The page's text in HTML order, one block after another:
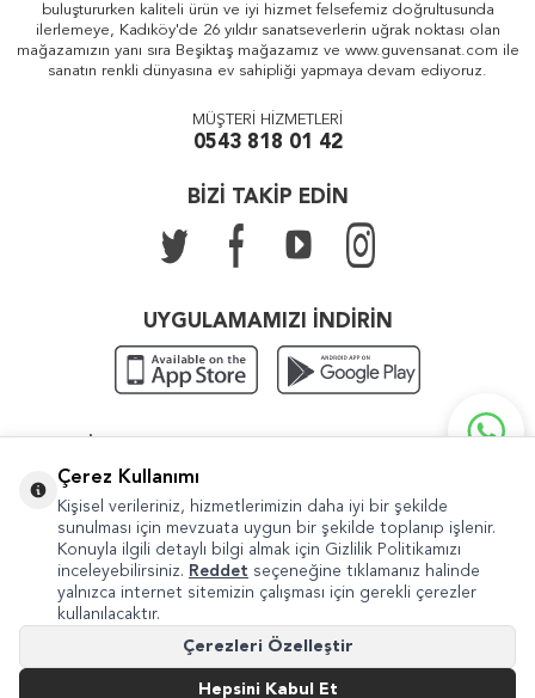
buluştururken kaliteli ürün ve iyi hizmet felsefemiz doğrultusunda
ilerlemeye, Kadıköy'de 26 yıldır sanatseverlerin uğrak noktası olan
mağazamızın yanı sıra Beşiktaş mağazamız ve www.guvensanat.com ile
sanatın renkli dünyasına ev sahipliği yapmaya devam ediyoruz.
MÜŞTERİ HİZMETLERİ
0543 818 01 42
BİZİ TAKİP EDİN
UYGULAMAMIZI İNDİRİN
ÖNEMLI BILGILER
HIZLI ERIŞIM
Copyright © 2022 Güven Sanat
Şikayet ve Önerileriniz İçininternet@guvensanat.com
Çerez Kullanımı
Kişisel verileriniz, hizmetlerimizin daha iyi bir şekilde
sunulması için mevzuata uygun bir şekilde toplanıp işlenir.
Konuyla ilgili detaylı bilgi almak için Gizlilik Politikamızı
inceleyebilirsiniz. Reddet seçeneğine tıklamanız halinde
yalnızca internet sitemizin çalışması için gerekli çerezler
kullanılacaktır.
Çerezleri Özelleştir
Hepsini Kabul Et